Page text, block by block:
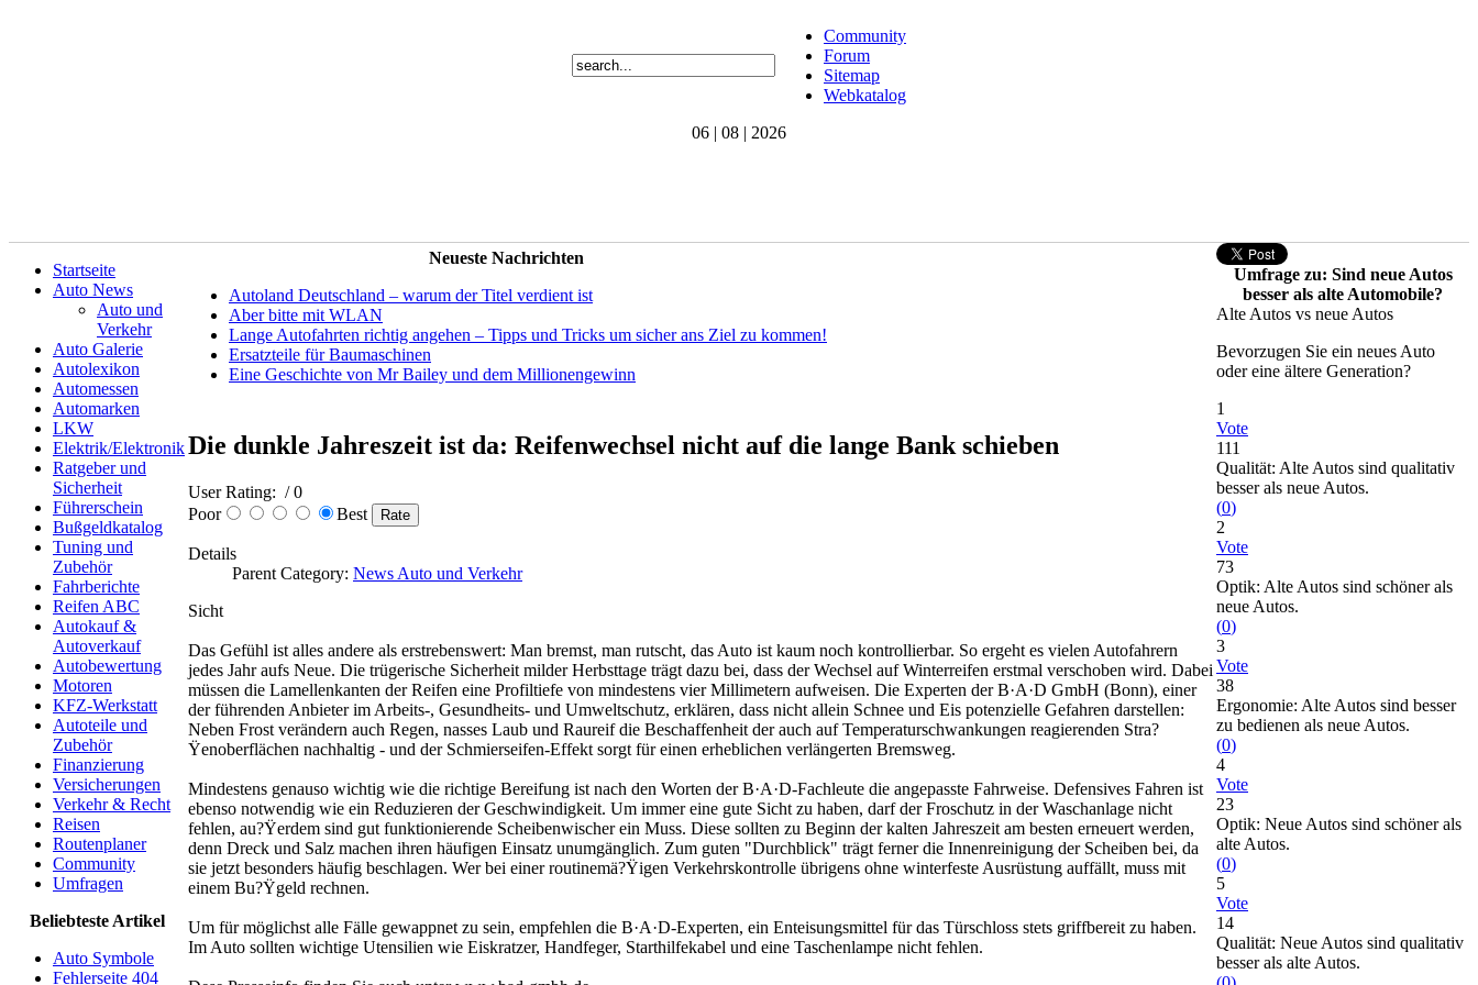
Community
Forum
Sitemap
Webkatalog
06 | 08 | 2026
Startseite
Auto News
Auto und
Verkehr
Auto Galerie
Autolexikon
Automessen
Automarken
LKW
Elektrik/Elektronik
Ratgeber und
Sicherheit
Führerschein
Bußgeldkatalog
Tuning und
Zubehör
Fahrberichte
Reifen ABC
Autokauf &
Autoverkauf
Autobewertung
Motoren
KFZ-Werkstatt
Autoteile und
Zubehör
Finanzierung
Versicherungen
Verkehr & Recht
Reisen
Routenplaner
Community
Umfragen
Beliebteste Artikel
Auto Symbole
Fehlerseite 404
Neueste Nachrichten
Autoland Deutschland – warum der Titel verdient ist
Aber bitte mit WLAN
Lange Autofahrten richtig angehen – Tipps und Tricks um sicher ans Ziel zu kommen!
Ersatzteile für Baumaschinen
Eine Geschichte von Mr Bailey und dem Millionengewinn
Die dunkle Jahreszeit ist da: Reifenwechsel nicht auf die lange Bank schieben
User Rating: / 0
Poor
Best
Details
Parent Category: News Auto und Verkehr
Sicht
Das Gefühl ist alles andere als erstrebenswert: Man bremst, man rutscht, das Auto ist kaum noch kontrollierbar. So ergeht es vielen Autofahrern
jedes Jahr aufs Neue. Die trügerische Sicherheit milder Herbsttage trägt dazu bei, dass der Wechsel auf Winterreifen erstmal verschoben wird. Dabei
müssen die Lamellenkanten der Reifen eine Profiltiefe von mindestens vier Millimetern aufweisen. Die Experten der B·A·D GmbH (Bonn), einer
der führenden Anbieter im Arbeits-, Gesundheits- und Umweltschutz, erklären, dass nicht allein Schnee und Eis potenzielle Gefahren darstellen:
Neben Frost verändern auch Regen, nasses Laub und Raureif die Beschaffenheit der auch auf Temperaturschwankungen reagierenden Stra?
Ÿenoberflächen nachhaltig - und der Schmierseifen-Effekt sorgt für einen erheblichen verlängerten Bremsweg.
Mindestens genauso wichtig wie die richtige Bereifung ist nach den Worten der B·A·D-Fachleute die angepasste Fahrweise. Defensives Fahren ist
ebenso notwendig wie ein Reduzieren der Geschwindigkeit. Um immer eine gute Sicht zu haben, darf der Froschutz in der Waschanlage nicht
fehlen, au?Ÿerdem sind gut funktionierende Scheibenwischer ein Muss. Diese sollten zu Beginn der kalten Jahreszeit am besten erneuert werden,
denn Dreck und Salz machen ihren häufigen Einsatz unumgänglich. Zum guten "Durchblick" trägt ferner die Innenreinigung der Scheiben bei, da
sie jetzt besonders häufig beschlagen. Wer bei einer routinemä?Ÿigen Verkehrskontrolle übrigens ohne winterfeste Ausrüstung auffällt, muss mit
einem Bu?Ÿgeld rechnen.
Um für möglichst alle Fälle gewappnet zu sein, empfehlen die B·A·D-Experten, ein Enteisungsmittel für das Türschloss stets griffbereit zu haben.
Im Auto sollten wichtige Utensilien wie Eiskratzer, Handfeger, Starthilfekabel und eine Taschenlampe nicht fehlen.
Umfrage zu: Sind neue Autos
besser als alte Automobile?
Alte Autos vs neue Autos
Bevorzugen Sie ein neues Auto
oder eine ältere Generation?
1
Vote
111
Qualität: Alte Autos sind qualitativ
besser als neue Autos.
(0)
2
Vote
73
Optik: Alte Autos sind schöner als
neue Autos.
(0)
3
Vote
38
Ergonomie: Alte Autos sind besser
zu bedienen als neue Autos.
(0)
4
Vote
23
Optik: Neue Autos sind schöner als
alte Autos.
(0)
5
Vote
14
Qualität: Neue Autos sind qualitativ
besser als alte Autos.